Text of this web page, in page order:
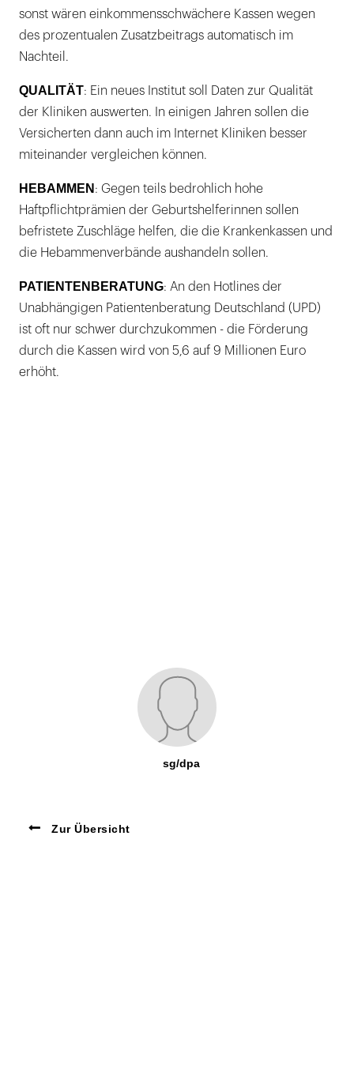
sonst wären einkommensschwächere Kassen wegen
des prozentualen Zusatzbeitrags automatisch im
Nachteil.
QUALITÄT: Ein neues Institut soll Daten zur Qualität
der Kliniken auswerten. In einigen Jahren sollen die
Versicherten dann auch im Internet Kliniken besser
miteinander vergleichen können.
HEBAMMEN : Gegen teils bedrohlich hohe
Haftpflichtprämien der Geburtshelferinnen sollen
befristete Zuschläge helfen, die die Krankenkassen und
die Hebammenverbände aushandeln sollen.
PATIENTENBERATUNG: An den Hotlines der
Unabhängigen Patientenberatung Deutschland (UPD)
ist oft nur schwer durchzukommen - die Förderung
durch die Kassen wird von 5,6 auf 9 Millionen Euro
erhöht.
sg/dpa
Zur Übersicht